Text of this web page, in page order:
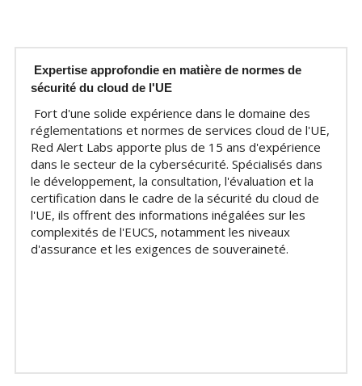
Expertise approfondie en matière de normes de
sécurité du cloud de l'UE
Fort d'une solide expérience dans le domaine des
réglementations et normes de services cloud de l'UE,
Red Alert Labs apporte plus de 15 ans d'expérience
dans le secteur de la cybersécurité. Spécialisés dans
le développement, la consultation, l'évaluation et la
certification dans le cadre de la sécurité du cloud de
l'UE, ils offrent des informations inégalées sur les
complexités de l'EUCS, notamment les niveaux
d'assurance et les exigences de souveraineté.